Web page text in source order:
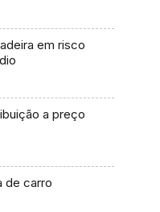
em risco
a preço
de carro